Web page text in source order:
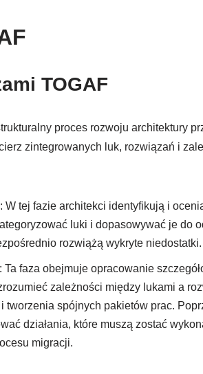
TOGAF
proces rozwoju architektury
zintegrowanych luk, rozwiązań i
: W tej fazie architekci identyfikują i
luki i dopasowywać je do
rozwiążą wykryte niedostatki.
: Ta faza obejmuje opracowanie
zależności między lukami a
tworzenia spójnych pakietów prac.
działania, które muszą zostać
migracji.